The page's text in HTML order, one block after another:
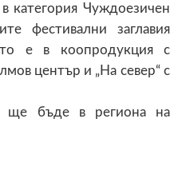
категория Чуждоезичен
фестивални заглавия
е в коопродукция с
център и „На север“ с
ще бъде в региона на